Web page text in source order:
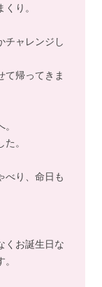
り。
チャレンジし
て帰ってきま
。
べり、命日も
くお誕生日な